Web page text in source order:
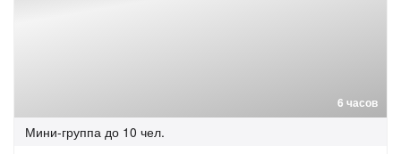
6 часов
Мини-группа до 10 чел.